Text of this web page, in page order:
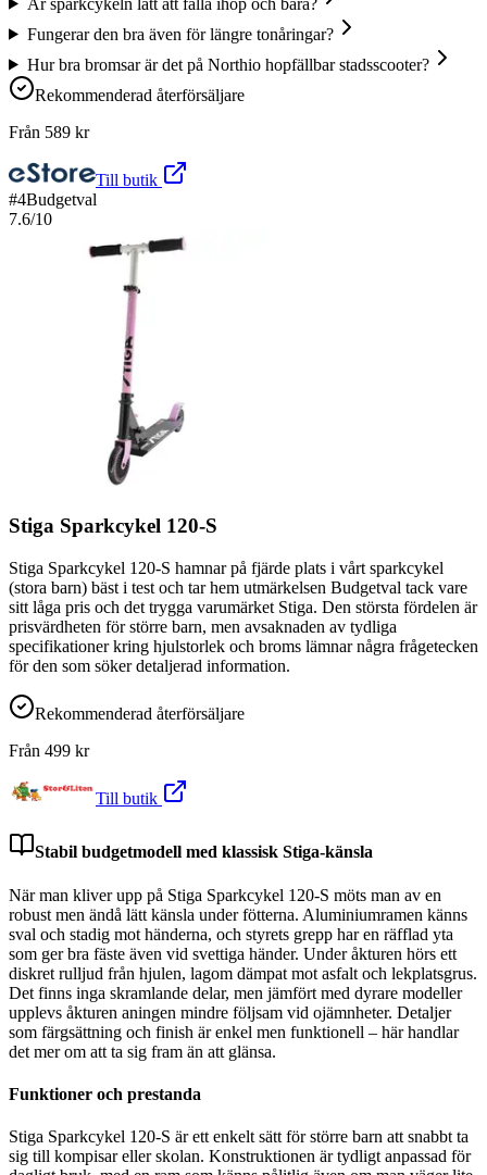
Fungerar den bra även för längre tonåringar?
Hur bra bromsar är det på Northio hopfällbar stadsscooter?
Rekommenderad återförsäljare
Från 589 kr
Till butik
#4Budgetval
7.6/10
Stiga Sparkcykel 120-S
Stiga Sparkcykel 120-S hamnar på fjärde plats i vårt sparkcykel
(stora barn) bäst i test och tar hem utmärkelsen Budgetval tack vare
sitt låga pris och det trygga varumärket Stiga. Den största fördelen är
prisvärdheten för större barn, men avsaknaden av tydliga
specifikationer kring hjulstorlek och broms lämnar några frågetecken
för den som söker detaljerad information.
Rekommenderad återförsäljare
Från 499 kr
Till butik
Stabil budgetmodell med klassisk Stiga-känsla
När man kliver upp på Stiga Sparkcykel 120-S möts man av en
robust men ändå lätt känsla under fötterna. Aluminiumramen känns
sval och stadig mot händerna, och styrets grepp har en räfflad yta
som ger bra fäste även vid svettiga händer. Under åkturen hörs ett
diskret rulljud från hjulen, lagom dämpat mot asfalt och lekplatsgrus.
Det finns inga skramlande delar, men jämfört med dyrare modeller
upplevs åkturen aningen mindre följsam vid ojämnheter. Detaljer
som färgsättning och finish är enkel men funktionell – här handlar
det mer om att ta sig fram än att glänsa.
Funktioner och prestanda
Stiga Sparkcykel 120-S är ett enkelt sätt för större barn att snabbt ta
sig till kompisar eller skolan. Konstruktionen är tydligt anpassad för